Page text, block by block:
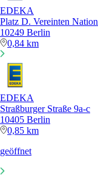
EDEKA
Platz D. Vereinten
10249 Berlin
0,84 km
EDEKA
Straßburger Straße 9a-c
10405 Berlin
0,85 km
geöffnet